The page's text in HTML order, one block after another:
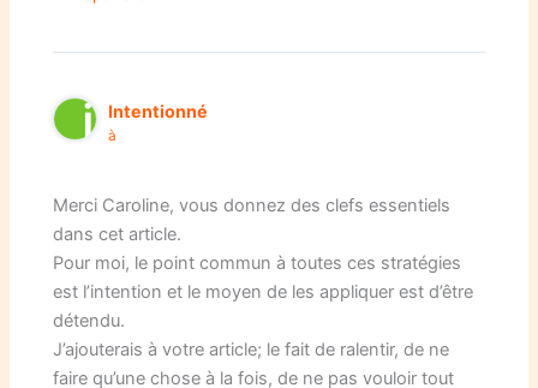
Intentionné
à
Merci Caroline, vous donnez des clefs essentiels
dans cet article.
Pour moi, le point commun à toutes ces stratégies
est l’intention et le moyen de les appliquer est d’être
détendu.
J’ajouterais à votre article; le fait de ralentir, de ne
faire qu’une chose à la fois, de ne pas vouloir tout